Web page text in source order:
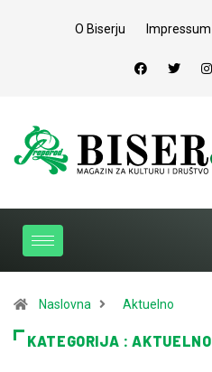
O Biserju Impressum
Naslovna Aktuelno
KATEGORIJA : AKTUELNO